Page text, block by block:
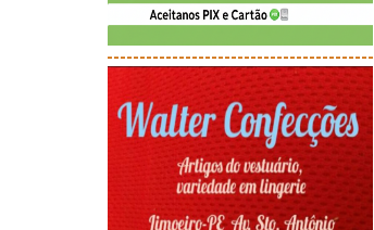
-----------------------------------------